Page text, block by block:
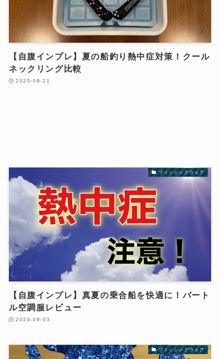
【自腹インプレ】夏の船釣り熱中症対策！クール
ネックリング比較
2025-08-21
フィッシングウェア
【自腹インプレ】真夏の乗合船を快適に！バート
ル空調服レビュー
2024-08-03
フィッシングウェア